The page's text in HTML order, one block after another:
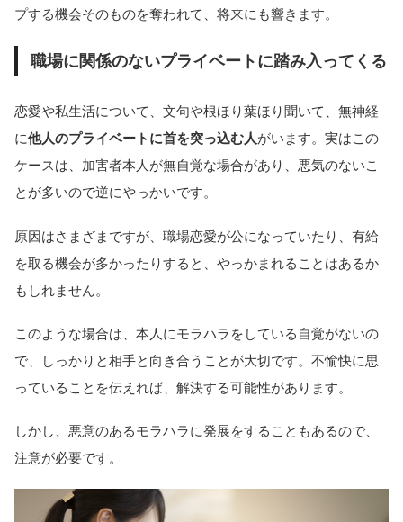
プする機会そのものを奪われて、将来にも響きます。
職場に関係のないプライベートに踏み入ってくる
恋愛や私生活について、文句や根ほり葉ほり聞いて、無神経
に他人のプライベートに首を突っ込む人がいます。実はこの
ケースは、加害者本人が無自覚な場合があり、悪気のないこ
とが多いので逆にやっかいです。
原因はさまざまですが、職場恋愛が公になっていたり、有給
を取る機会が多かったりすると、やっかまれることはあるか
もしれません。
このような場合は、本人にモラハラをしている自覚がないの
で、しっかりと相手と向き合うことが大切です。不愉快に思
っていることを伝えれば、解決する可能性があります。
しかし、悪意のあるモラハラに発展をすることもあるので、
注意が必要です。